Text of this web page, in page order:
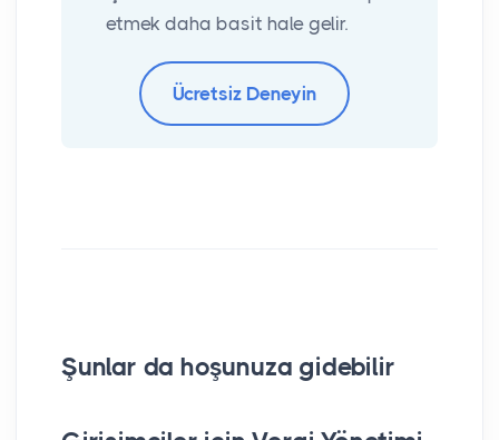
etmek daha basit hale gelir.
Ücretsiz Deneyin
Şunlar da hoşunuza gidebilir